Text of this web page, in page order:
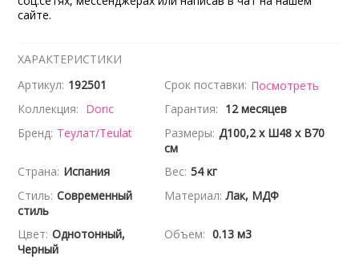
сайте.
ХАРАКТЕРИСТИКИ
Артикул: 192501 Срок поставки: Посмотреть
Коллекция: Doric Гарантия: 12 месяцев
Бренд: Теулат/Teulat Размеры: Д100,2 x Ш48 x В70
см
Страна: Испания Вес: 54 кг
Стиль: Современный
стиль
Материал: Лак, МДФ
Цвет: Однотонный,
Черный
Объем: 0.13 м3